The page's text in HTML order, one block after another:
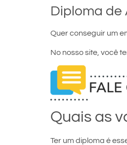
Diploma
Quer conseguir um
No nosso site, você
Quais as
Ter um diploma é